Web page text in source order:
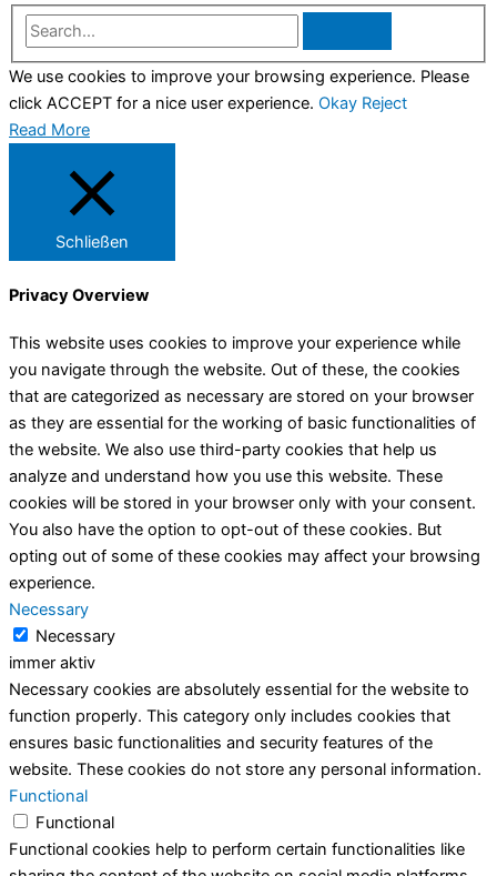
Search...
We use cookies to improve your browsing experience. Please
click ACCEPT for a nice user experience. Okay Reject
Read More
Schließen
Privacy Overview
This website uses cookies to improve your experience while
you navigate through the website. Out of these, the cookies
that are categorized as necessary are stored on your browser
as they are essential for the working of basic functionalities of
the website. We also use third-party cookies that help us
analyze and understand how you use this website. These
cookies will be stored in your browser only with your consent.
You also have the option to opt-out of these cookies. But
opting out of some of these cookies may affect your browsing
experience.
Necessary
Necessary
immer aktiv
Necessary cookies are absolutely essential for the website to
function properly. This category only includes cookies that
ensures basic functionalities and security features of the
website. These cookies do not store any personal information.
Functional
Functional
Functional cookies help to perform certain functionalities like